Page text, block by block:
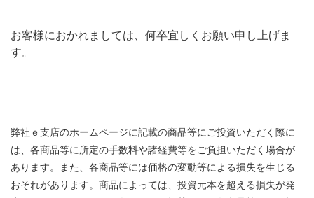
お客様におかれましては、何卒宜しくお願い申し上げま
す。
弊社ｅ支店のホームページに記載の商品等にご投資いただく際に
は、各商品等に所定の手数料や諸経費等をご負担いただく場合が
あります。また、各商品等には価格の変動等による損失を生じる
おそれがあります。商品によっては、投資元本を超える損失が発